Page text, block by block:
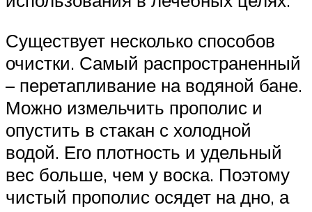
Существует несколько способов
очистки. Самый распространенный
– перетапливание на водяной бане.
Можно измельчить прополис и
опустить в стакан с холодной
водой. Его плотность и удельный
вес больше, чем у воска. Поэтому
чистый прополис осядет на дно, а